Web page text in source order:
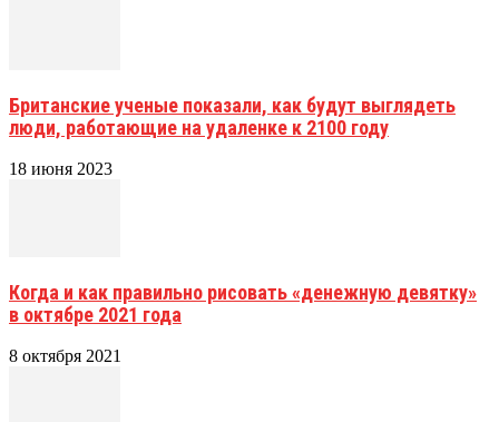
Британские ученые показали, как будут выглядеть
люди, работающие на удаленке к 2100 году
18 июня 2023
Когда и как правильно рисовать «денежную девятку»
в октябре 2021 года
8 октября 2021